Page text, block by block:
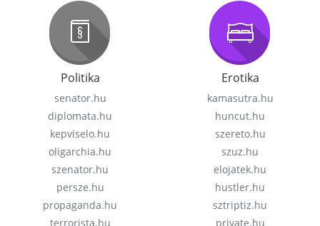
Politika
senator.hu
diplomata.hu
kepviselo.hu
oligarchia.hu
szenator.hu
persze.hu
propaganda.hu
terrorista.hu
Erotika
kamasutra.hu
huncut.hu
szereto.hu
szuz.hu
elojatek.hu
hustler.hu
sztriptiz.hu
private.hu